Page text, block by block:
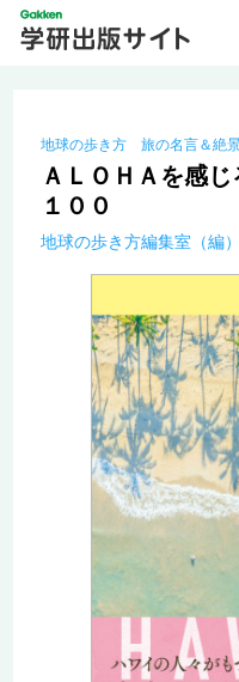
地球の歩き方 旅の名言＆絶
ＡＬＯＨＡを感
１００
地球の歩き方編集室（編）